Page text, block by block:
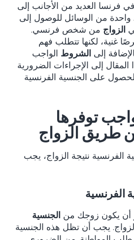
في فرنسا العديد من الأجانب إلى
واحدة من الوسائل للوصول إلى
الزواج من شخص فرنسي.
غنية، لكنها تتطلب فهم
إلى الشروط الواجب
المقال إلى الإجراءات الضرورية
على الجنسية الفرنسية
توفرها
طريق الزواج
الفرنسية نتيجة الزواج، يجب
الفرنسية
أن يكون زوجك من الجنسية
يجب أن تظل هذه الجنسية